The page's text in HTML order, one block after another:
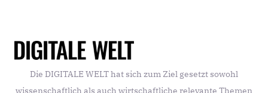
Die DIGITALE WELT hat sich zum Ziel gesetzt sowohl
wissenschaftlich als auch wirtschaftliche relevante Themen